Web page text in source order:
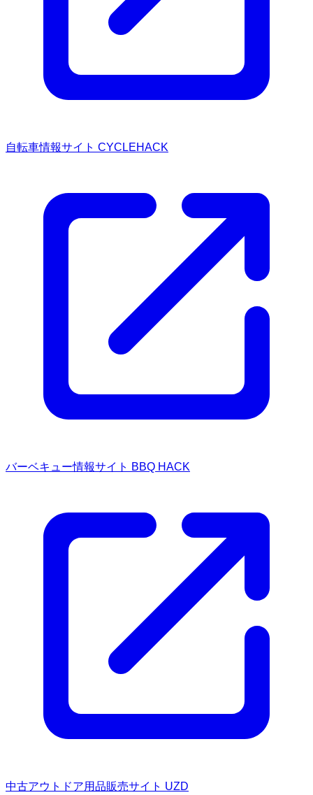
自転車情報サイト CYCLEHACK
バーベキュー情報サイト BBQ HACK
中古アウトドア用品販売サイト UZD